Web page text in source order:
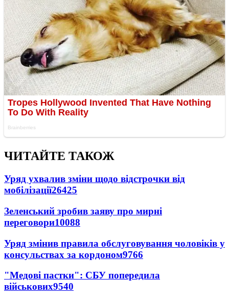
ЧИТАЙТЕ ТАКОЖ
Уряд ухвалив зміни щодо відстрочки від
мобілізації26425
Зеленський зробив заяву про мирні
переговори10088
Уряд змінив правила обслуговування чоловіків у
консульствах за кордоном9766
"Медові пастки": СБУ попередила
військових9540